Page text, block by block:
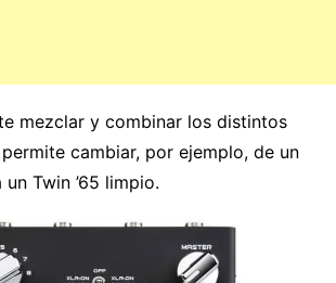
mezclar y combinar los distintos
cambiar, por ejemplo, de un
Twin ’65 limpio.